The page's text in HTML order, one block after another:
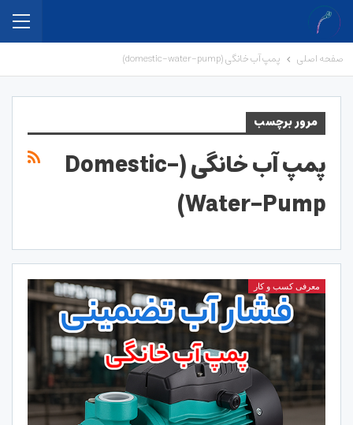
صفحه اصلی پمپ آب خانگی (domestic-water-pump)
مرور برچسب
پمپ آب خانگی (domestic-
Water-Pump)
معرفی کسب و کار